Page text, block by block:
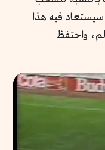
سيستعاد فيه هذا
واحتفظ